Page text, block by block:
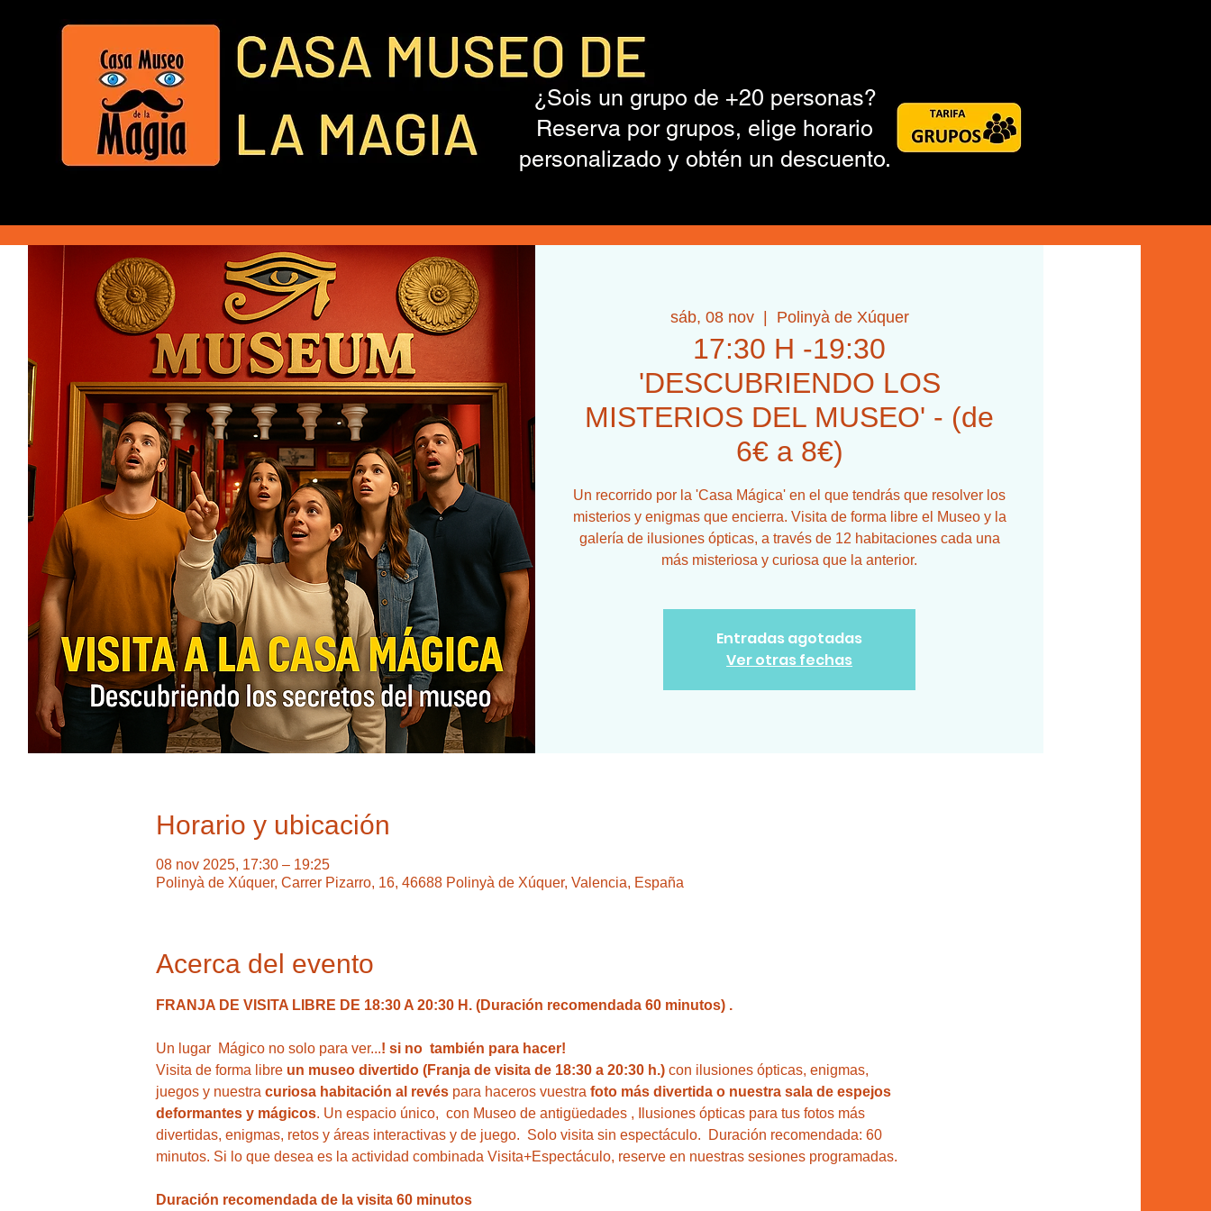
¿Sois un grupo de +20 personas?
Reserva por grupos, elige horario
personalizado y obtén un descuento.
sáb, 08 nov
  |
Polinyà de Xúquer
17:30 H -19:30
'DESCUBRIENDO LOS
MISTERIOS DEL MUSEO' - (de
6€ a 8€)
Un recorrido por la 'Casa Mágica' en el que tendrás que resolver los
misterios y enigmas que encierra. Visita de forma libre el Museo y la
galería de ilusiones ópticas, a través de 12 habitaciones cada una
más misteriosa y curiosa que la anterior.
Entradas agotadas
Ver otras fechas
Horario y ubicación
08 nov 2025, 17:30 – 19:25
Polinyà de Xúquer, Carrer Pizarro, 16, 46688 Polinyà de Xúquer, Valencia, España
Acerca del evento
FRANJA DE VISITA LIBRE DE 18:30 A 20:30 H. (Duración recomendada 60 minutos) .
Un lugar  Mágico no solo para ver...! si no  también para hacer!
Visita de forma libre un museo divertido (Franja de visita de 18:30 a 20:30 h.) con ilusiones ópticas, enigmas,
juegos y nuestra curiosa habitación al revés para haceros vuestra foto más divertida o nuestra sala de espejos
deformantes y mágicos. Un espacio único,  con Museo de antigüedades , Ilusiones ópticas para tus fotos más
divertidas, enigmas, retos y áreas interactivas y de juego.  Solo visita sin espectáculo.  Duración recomendada: 60
minutos. Si lo que desea es la actividad combinada Visita+Espectáculo, reserve en nuestras sesiones programadas.
Duración recomendada de la visita 60 minutos